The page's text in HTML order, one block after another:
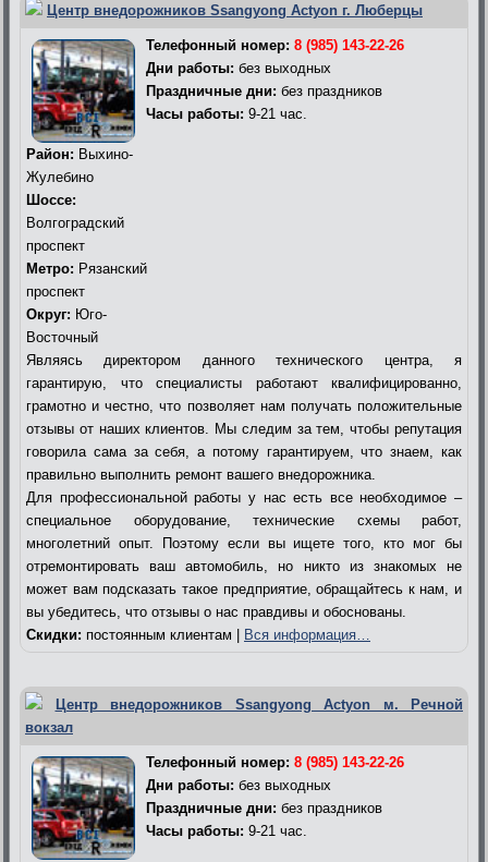
Центр внедорожников Ssangyong Actyon г. Люберцы
Телефонный номер: 8 (985) 143-22-26
Дни работы: без выходных
Праздничные дни: без праздников
Часы работы: 9-21 час.
Район: Выхино-
Жулебино
Шоссе:
Волгоградский
проспект
Метро: Рязанский
проспект
Округ: Юго-
Восточный
Являясь директором данного технического центра, я
гарантирую, что специалисты работают квалифицированно,
грамотно и честно, что позволяет нам получать положительные
отзывы от наших клиентов. Мы следим за тем, чтобы репутация
говорила сама за себя, а потому гарантируем, что знаем, как
правильно выполнить ремонт вашего внедорожника.
Для профессиональной работы у нас есть все необходимое –
специальное оборудование, технические схемы работ,
многолетний опыт. Поэтому если вы ищете того, кто мог бы
отремонтировать ваш автомобиль, но никто из знакомых не
может вам подсказать такое предприятие, обращайтесь к нам, и
вы убедитесь, что отзывы о нас правдивы и обоснованы.
Скидки: постоянным клиентам | Вся информация…
Центр внедорожников Ssangyong Actyon м. Речной
вокзал
Телефонный номер: 8 (985) 143-22-26
Дни работы: без выходных
Праздничные дни: без праздников
Часы работы: 9-21 час.